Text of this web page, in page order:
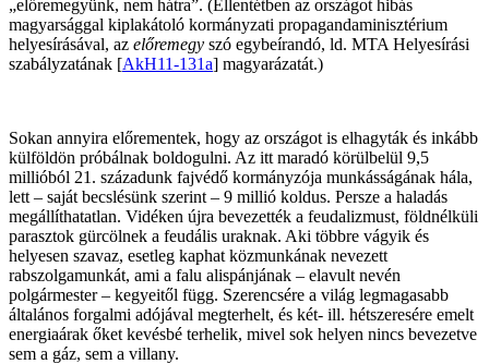
„előremegyünk, nem hátra”. (Ellentétben az országot hibás
magyarsággal kiplakátoló kormányzati propagandaminisztérium
helyesírásával, az előremegy szó egybeírandó, ld. MTA Helyesírási
szabályzatának [AkH11-131a] magyarázatát.)
Sokan annyira előrementek, hogy az országot is elhagyták és inkább
külföldön próbálnak boldogulni. Az itt maradó körülbelül 9,5
millióból 21. századunk fajvédő kormányzója munkásságának hála,
lett – saját becslésünk szerint – 9 millió koldus. Persze a haladás
megállíthatatlan. Vidéken újra bevezették a feudalizmust, földnélküli
parasztok gürcölnek a feudális uraknak. Aki többre vágyik és
helyesen szavaz, esetleg kaphat közmunkának nevezett
rabszolgamunkát, ami a falu alispánjának – elavult nevén
polgármester – kegyeitől függ. Szerencsére a világ legmagasabb
általános forgalmi adójával megterhelt, és két- ill. hétszeresére emelt
energiaárak őket kevésbé terhelik, mivel sok helyen nincs bevezetve
sem a gáz, sem a villany.